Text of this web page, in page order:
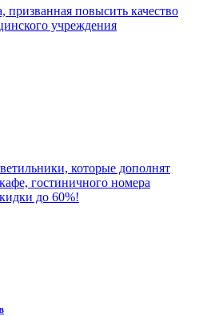
призванная повысить качество
учреждения
которые дополнят
гостиничного номера
до 60%!